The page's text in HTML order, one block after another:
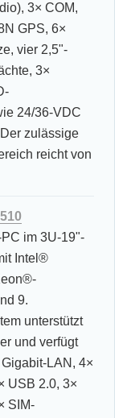
3× COM,
GPS, 6×
vier 2,5"-
3×
24/36-VDC
zulässige
reicht von
im 3U-19"-
Intel®
9.
unterstützt
und verfügt
LAN, 4×
USB 2.0, 3×
SIM-